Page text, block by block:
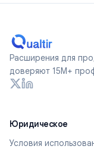
Расширения для
доверяют 15M+
Юридическое
Условия